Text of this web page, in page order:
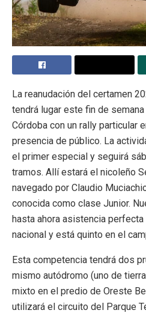
La reanudación del certamen
tendrá lugar este fin de
Córdoba con un rally particular
presencia de público. La
el primer especial y seguirá
tramos. Allí estará el nicoleño
navegado por Claudio
conocida como clase Junior.
hasta ahora asistencia
nacional y está quinto en el
Esta competencia tendrá dos
mismo autódromo (uno de
mixto en el predio de Oreste
utilizará el circuito del Parque